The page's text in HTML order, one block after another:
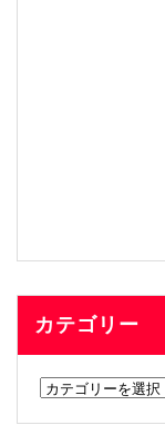
カテゴリー
カ